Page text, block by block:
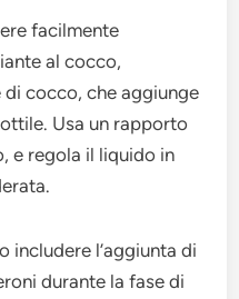
facilmente
al cocco,
di cocco, che aggiunge
Usa un rapporto
e regola il liquido in
includere l’aggiunta di
durante la fase di